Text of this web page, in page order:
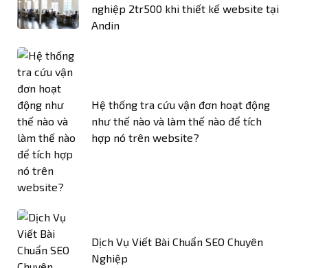
nghiệp 2tr500 khi thiết kế website tại
Andin
Hệ thống tra cứu vận đơn hoạt động
như thế nào và làm thế nào để tích
hợp nó trên website?
Dịch Vụ Viết Bài Chuẩn SEO Chuyên
Nghiệp